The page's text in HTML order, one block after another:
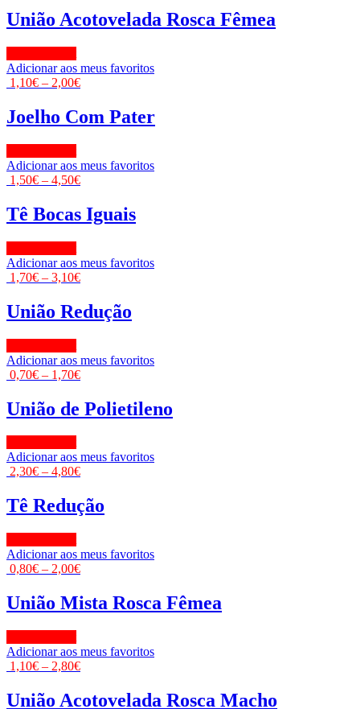
União Acotovelada Rosca Fêmea
Adicionar aos meus favoritos
1,10€ – 2,00€
Joelho Com Pater
Adicionar aos meus favoritos
1,50€ – 4,50€
Tê Bocas Iguais
Adicionar aos meus favoritos
1,70€ – 3,10€
União Redução
Adicionar aos meus favoritos
0,70€ – 1,70€
União de Polietileno
Adicionar aos meus favoritos
2,30€ – 4,80€
Tê Redução
Adicionar aos meus favoritos
0,80€ – 2,00€
União Mista Rosca Fêmea
Adicionar aos meus favoritos
1,10€ – 2,80€
União Acotovelada Rosca Macho